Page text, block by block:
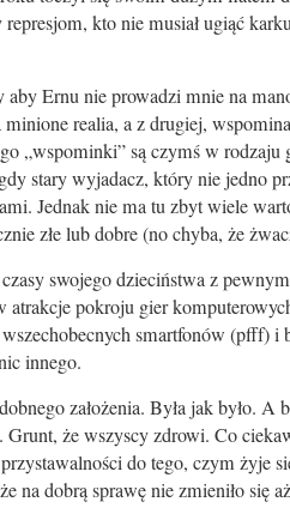
kto nie musiał ugiąć
aby Ernu nie prowadzi mnie na
minione realia, a z drugiej,
„wspominki” są czymś w rodzaju
stary wyjadacz, który nie jedno
Jednak nie ma tu zbyt wiele
złe lub dobre (no chyba, że
swojego dzieciństwa z
atrakcje pokroju gier
smartfonów (pfff) i
innego.
założenia. Była jak było. A
Grunt, że wszyscy zdrowi. Co
do tego, czym żyje
na dobrą sprawę nie zmieniło się